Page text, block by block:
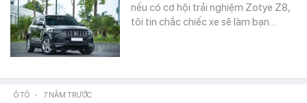
nếu có cơ hội trải nghiệm Zotye Z8,
tôi tin chắc chiếc xe sẽ làm bạn…
Ô TÔ - 7 NĂM TRƯỚC